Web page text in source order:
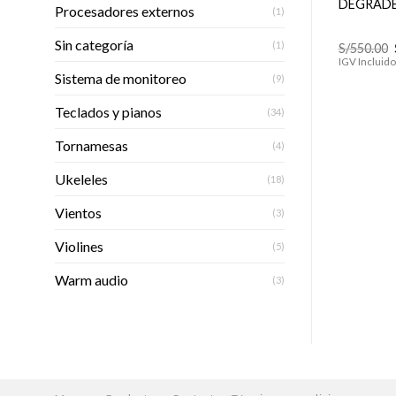
Procesadores externos (1)
Sin categoría (1)
Sistema de monitoreo (9)
Teclados y pianos (34)
Tornamesas (4)
Ukeleles (18)
Vientos (3)
Violines (5)
Warm audio (3)
S/550.00
IGV Incluido
475.00El
actual
es: